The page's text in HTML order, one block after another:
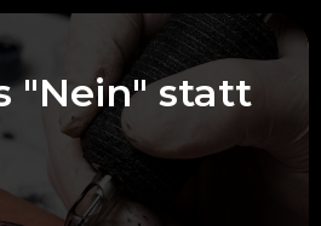
"Nein" statt